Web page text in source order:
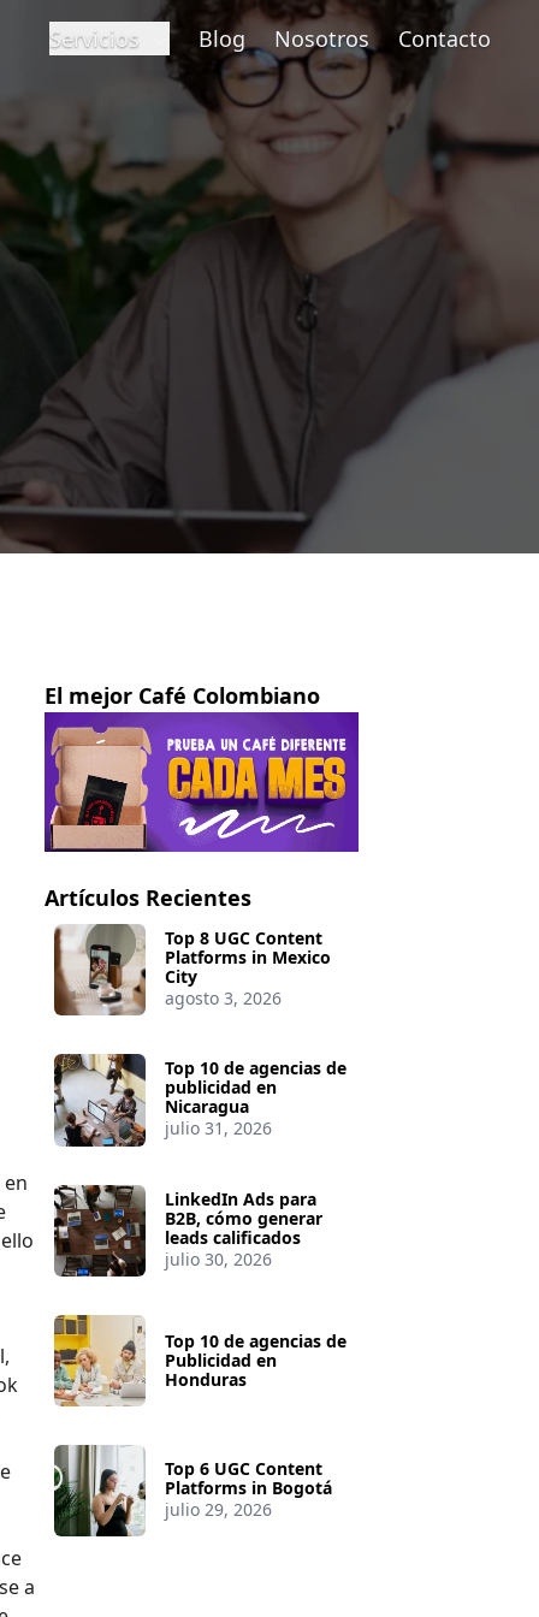
Servicios Blog Nosotros Contacto
a
El mejor Café Colombiano
Artículos Recientes
Top 8 UGC Content
Platforms in Mexico
City
agosto 3, 2026
Top 10 de agencias de
publicidad en
Nicaragua
julio 31, 2026
LinkedIn Ads para
B2B, cómo generar
leads calificados
julio 30, 2026
Top 10 de agencias de
Publicidad en
Honduras
Top 6 UGC Content
Platforms in Bogotá
julio 29, 2026